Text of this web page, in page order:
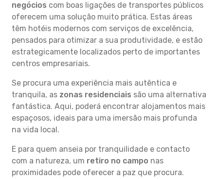
negócios com boas ligações de transportes públicos
oferecem uma solução muito prática. Estas áreas
têm hotéis modernos com serviços de excelência,
pensados para otimizar a sua produtividade, e estão
estrategicamente localizados perto de importantes
centros empresariais.
Se procura uma experiência mais autêntica e
tranquila, as zonas residenciais são uma alternativa
fantástica. Aqui, poderá encontrar alojamentos mais
espaçosos, ideais para uma imersão mais profunda
na vida local.
E para quem anseia por tranquilidade e contacto
com a natureza, um retiro no campo nas
proximidades pode oferecer a paz que procura.